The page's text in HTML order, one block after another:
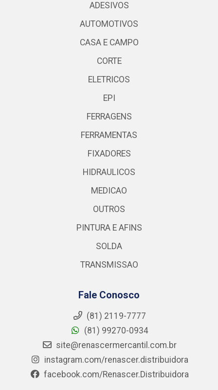
ADESIVOS
AUTOMOTIVOS
CASA E CAMPO
CORTE
ELETRICOS
EPI
FERRAGENS
FERRAMENTAS
FIXADORES
HIDRAULICOS
MEDICAO
OUTROS
PINTURA E AFINS
SOLDA
TRANSMISSAO
Fale Conosco
(81) 2119-7777
(81) 99270-0934
site@renascermercantil.com.br
instagram.com/renascer.distribuidora
facebook.com/Renascer.Distribuidora